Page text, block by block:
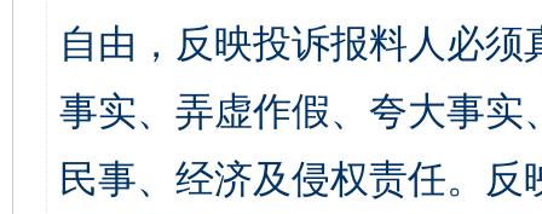
自由，反映投诉报料人必
事实、弄虚作假、夸大事
民事、经济及侵权责任。